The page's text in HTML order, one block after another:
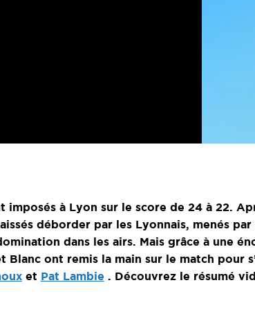
imposés à Lyon sur le score de 24 à 22.
déborder par les Lyonnais, menés
dans les airs. Mais grâce à une
Blanc ont remis la main sur le match pour
et Pat Lambie . Découvrez le résumé